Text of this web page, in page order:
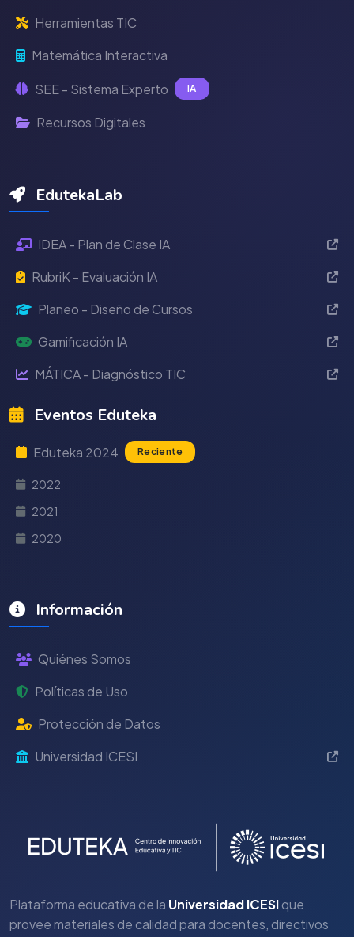
Herramientas TIC
Matemática Interactiva
SEE - Sistema Experto IA
Recursos Digitales
EdutekaLab
IDEA - Plan de Clase IA
RubriK - Evaluación IA
Planeo - Diseño de Cursos
Gamificación IA
MÁTICA - Diagnóstico TIC
Eventos Eduteka
Eduteka 2024 Reciente
2022
2021
2020
Información
Quiénes Somos
Políticas de Uso
Protección de Datos
Universidad ICESI
Plataforma educativa de la Universidad ICESIque
provee materiales de calidad para docentes, directivos